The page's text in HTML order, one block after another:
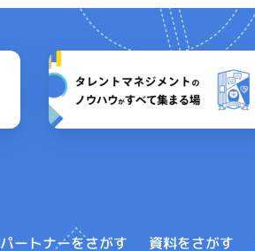
パートナーをさがす 資料をさがす